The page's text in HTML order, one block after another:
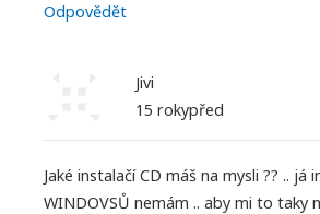
Odpovědět
Jivi
15 rokypřed
Jaké instalačí CD máš na mysli ?? .. já
WINDOVSŮ nemám .. aby mi to taky